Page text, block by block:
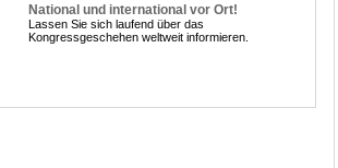
National und international vor Ort!
Lassen Sie sich laufend über das
Kongressgeschehen weltweit informieren.